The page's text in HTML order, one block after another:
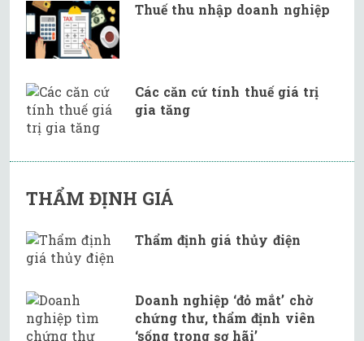
Thuế thu nhập doanh nghiệp
Các căn cứ tính thuế giá trị
gia tăng
THẨM ĐỊNH GIÁ
Thẩm định giá thủy điện
Doanh nghiệp ‘đỏ mắt’ chờ
chứng thư, thẩm định viên
‘sống trong sợ hãi’